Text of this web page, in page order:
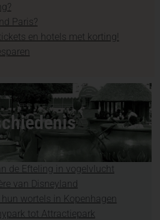
Paris?
en hotels met korting!
de Efteling in vogelvlucht
van Disneyland
wortels in Kopenhagen
tot Attractiepark